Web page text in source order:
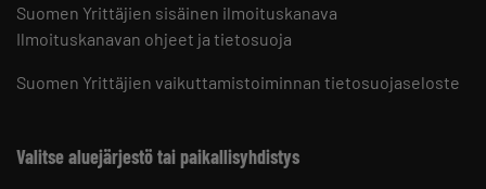
Suomen Yrittäjien sisäinen ilmoituskanava
Ilmoituskanavan ohjeet ja tietosuoja
Suomen Yrittäjien vaikuttamistoiminnan tietosuojaseloste
Valitse aluejärjestö tai paikallisyhdistys